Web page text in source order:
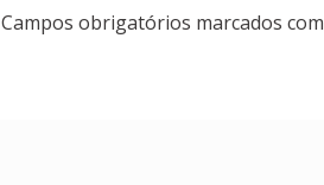
Campos obrigatórios marcados com